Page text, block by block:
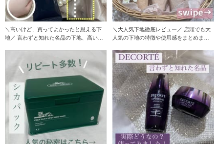
＼高いけど、買ってよかったと思える下
地／ 言わずと知れた名品の下地、高いけ
＼大人気下地徹底レビュー／ 店頭でも大
人気の下地の特徴や使用感をまとめまし